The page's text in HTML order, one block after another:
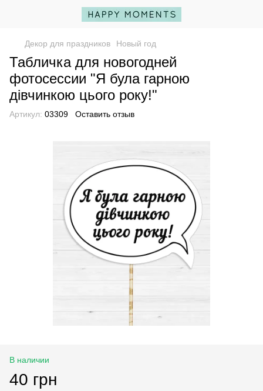
Декор для праздников Новый год
Табличка для новогодней
фотосессии "Я була гарною
дівчинкою цього року!"
Артикул: 03309 Оставить отзыв
В наличии
40 грн